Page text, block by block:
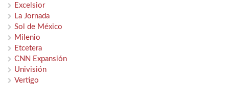
Excelsior
La Jornada
Sol de México
Milenio
Etcetera
CNN Expansión
Univisión
Vertigo